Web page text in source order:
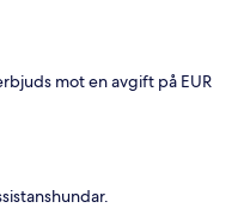
mot en avgift på EUR